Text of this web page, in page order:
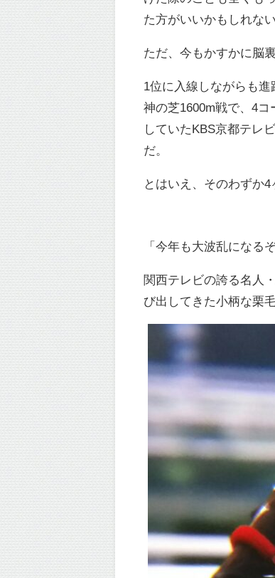
た方がいいかもしれない
ただ、今もかすかに脳
1位に入線しながらも
神の芝1600m戦で、4
していたKBS京都テレ
だ。
とはいえ、そのわずか
「今年も大波乱になる
関西テレビの誇る名人
び出してきた小柄な栗